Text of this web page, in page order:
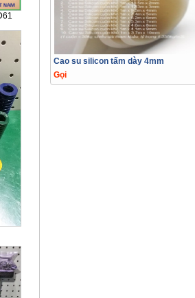
Cao su silicon tấm dày 4mm
Gọi